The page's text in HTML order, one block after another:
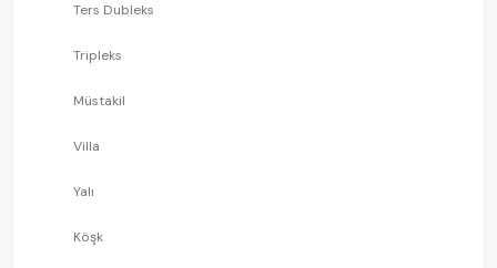
Ters Dubleks
Tripleks
Müstakil
Villa
Yalı
Köşk